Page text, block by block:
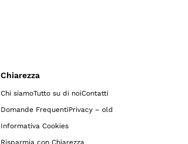
Chiarezza
Chi siamoTutto su di noiContatti
Domande FrequentiPrivacy – old
Informativa Cookies
Risparmia con Chiarezza